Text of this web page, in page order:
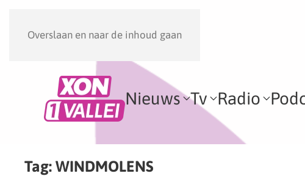
Overslaan en naar de inhoud gaan
Nieuws Tv Radio
Tag: WINDMOLENS